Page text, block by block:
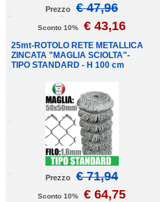
Prezzo € 47,96
Sconto 10% € 43,16
25mt-ROTOLO RETE METALLICA
ZINCATA "MAGLIA SCIOLTA"-
TIPO STANDARD - H 100 cm
Prezzo € 71,94
Sconto 10% € 64,75